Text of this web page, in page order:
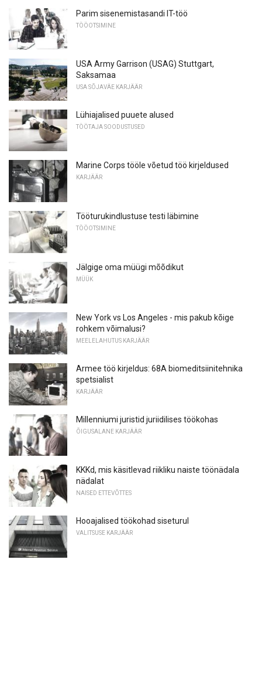
Parim sisenemistasandi IT-töö
TÖÖOTSIMINE
USA Army Garrison (USAG) Stuttgart,
Saksamaa
USA SÕJAVÄE KARJÄÄR
Lühiajalised puuete alused
TÖÖTAJA SOODUSTUSED
Marine Corps tööle võetud töö kirjeldused
KARJÄÄR
Tööturukindlustuse testi läbimine
TÖÖOTSIMINE
Jälgige oma müügi mõõdikut
MÜÜK
New York vs Los Angeles - mis pakub kõige
rohkem võimalusi?
MEELELAHUTUS KARJÄÄR
Armee töö kirjeldus: 68A biomeditsiinitehnika
spetsialist
KARJÄÄR
Millenniumi juristid juriidilises töökohas
ÕIGUSALANE KARJÄÄR
KKKd, mis käsitlevad riikliku naiste töönädala
nädalat
NAISED ETTEVÕTTES
Hooajalised töökohad siseturul
VALITSUSE KARJÄÄR